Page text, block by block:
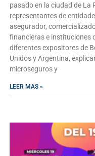
pasado en la ciudad de La
representantes de
asegurador,
financieras e instituciones
diferentes expositores de
Unidos y Argentina,
microseguros y
LEER MAS »